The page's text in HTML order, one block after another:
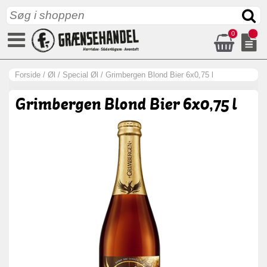
0
Forside / Øl / Special Øl / Grimbergen Blond Bier 6x0,75 l
Grimbergen Blond Bier 6x0,75 l